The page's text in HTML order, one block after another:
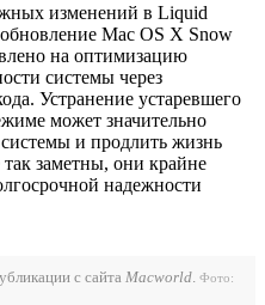
изменений в Liquid
Mac OS X Snow
на оптимизацию
системы через
Устранение устаревшего
может значительно
и продлить жизнь
заметны, они крайне
надежности
с сайта Macworld Фото: